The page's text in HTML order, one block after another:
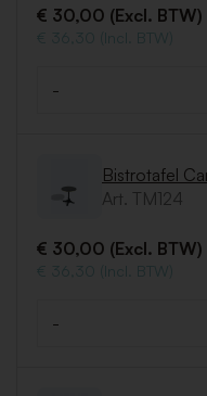
€ 30,00 (Excl. BTW)
€ 36,30 (Incl. BTW)
-
Bistrotafel
Art. TM124
€ 30,00 (Excl. BTW)
€ 36,30 (Incl. BTW)
-